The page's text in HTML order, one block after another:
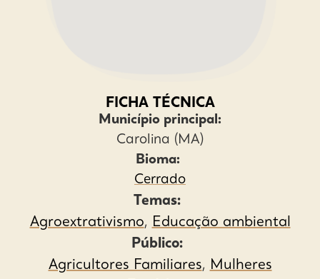
FICHA TÉCNICA
Município principal:
Carolina (MA)
Bioma:
Cerrado
Temas:
Agroextrativismo, Educação ambiental
Público:
Agricultores Familiares, Mulheres